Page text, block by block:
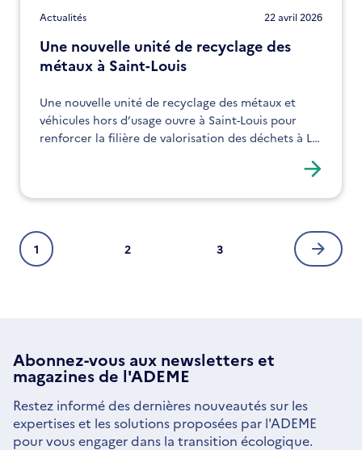
Actualités 22 avril 2026
Une nouvelle unité de recyclage des
métaux à Saint-Louis
Une nouvelle unité de recyclage des métaux et
véhicules hors d’usage ouvre à Saint-Louis pour
renforcer la filière de valorisation des déchets à La
Pagination
Page
courante
1 Page
2 Page
3 Page
Abonnez-vous aux newsletterset
magazines de l'ADEME
Restez informé des dernières nouveautés sur les
expertises et les solutions proposées par l'ADEME
pour vous engager dans la transition écologique.